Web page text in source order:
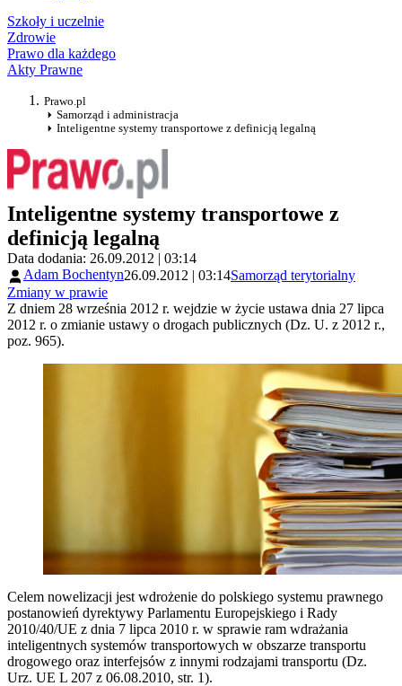
Szkoły i uczelnie
Zdrowie
Prawo dla każdego
Akty Prawne
Prawo.pl
Samorząd i administracja
Inteligentne systemy transportowe z definicją legalną
Inteligentne systemy transportowe z
definicją legalną
Data dodania: 26.09.2012 | 03:14
Adam Bochentyn26.09.2012 | 03:14Samorząd terytorialny
Zmiany w prawie
Z dniem 28 września 2012 r. wejdzie w życie ustawa dnia 27 lipca
2012 r. o zmianie ustawy o drogach publicznych (Dz. U. z 2012 r.,
poz. 965).
Celem nowelizacji jest wdrożenie do polskiego systemu prawnego
postanowień dyrektywy Parlamentu Europejskiego i Rady
2010/40/UE z dnia 7 lipca 2010 r. w sprawie ram wdrażania
inteligentnych systemów transportowych w obszarze transportu
drogowego oraz interfejsów z innymi rodzajami transportu (Dz.
Urz. UE L 207 z 06.08.2010, str. 1).